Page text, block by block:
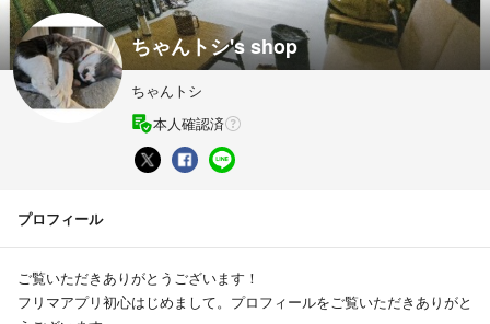
ちゃんトシ's shop
ちゃんトシ
本人確認済
プロフィール
ご覧いただきありがとうございます！
フリマアプリ初心​はじめまして。プロフィールをご覧いただきありがと